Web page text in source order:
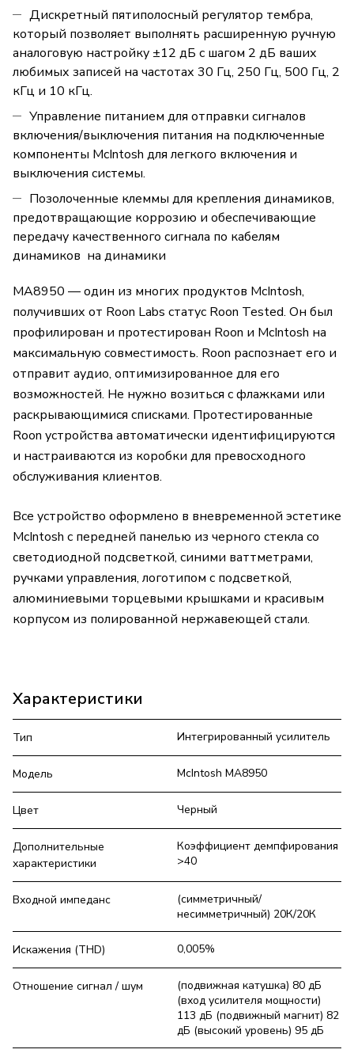
Дискретный пятиполосный регулятор тембра,
который позволяет выполнять расширенную ручную
аналоговую настройку ±12 дБ с шагом 2 дБ ваших
любимых записей на частотах 30 Гц, 250 Гц, 500 Гц, 2
кГц и 10 кГц.
Управление питанием для отправки сигналов
включения/выключения питания на подключенные
компоненты McIntosh для легкого включения и
выключения системы.
Позолоченные клеммы для крепления динамиков,
предотвращающие коррозию и обеспечивающие
передачу качественного сигнала по кабелям
динамиков на динамики
MA8950 — один из многих продуктов McIntosh,
получивших от Roon Labs статус Roon Tested. Он был
профилирован и протестирован Roon и McIntosh на
максимальную совместимость. Roon распознает его и
отправит аудио, оптимизированное для его
возможностей. Не нужно возиться с флажками или
раскрывающимися списками. Протестированные
Roon устройства автоматически идентифицируются
и настраиваются из коробки для превосходного
обслуживания клиентов.
Все устройство оформлено в вневременной эстетике
McIntosh с передней панелью из черного стекла со
светодиодной подсветкой, синими ваттметрами,
ручками управления, логотипом с подсветкой,
алюминиевыми торцевыми крышками и красивым
корпусом из полированной нержавеющей стали.
Характеристики
Тип Интегрированный усилитель
Модель McIntosh MA8950
Цвет Черный
Дополнительные
характеристики
Коэффициент демпфирования
>40
Входной импеданс
(симметричный/
несимметричный) 20К/20К
Искажения (THD) 0,005%
Отношение сигнал / шум
(подвижная катушка) 80 дБ
(вход усилителя мощности)
113 дБ (подвижный магнит) 82
дБ (высокий уровень) 95 дБ